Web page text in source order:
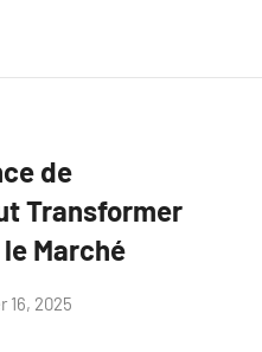
de
Transformer
Marché
16, 2025